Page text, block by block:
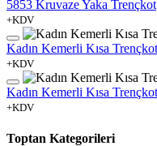
5853 Kruvaze Yaka Trençkot
+KDV
Kadın Kemerli Kısa
+KDV
Kadın Kemerli Kısa
+KDV
Toptan Kategorileri